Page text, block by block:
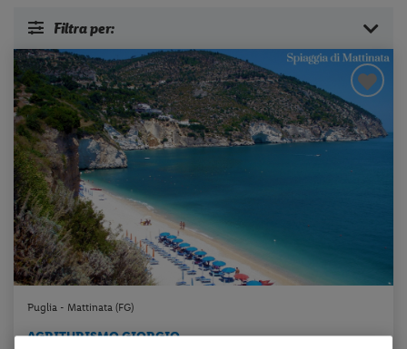
Filtra per:
Puglia - Mattinata (FG)
AGRITURISMO GIORGIO